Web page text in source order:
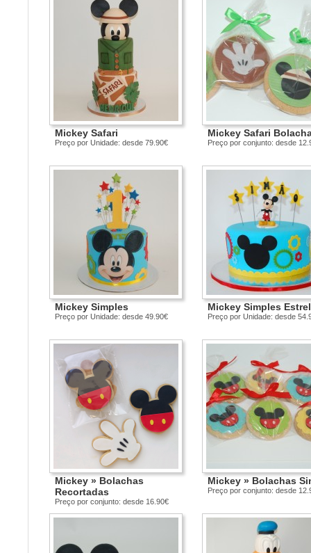
Mickey Safari
Preço por Unidade: desde 79.90€
Mickey Safari
Preço por conjunto: desde
Mickey Simples
Preço por Unidade: desde 49.90€
Mickey Simples
Preço por Unidade: desde
Mickey » Bolachas
Recortadas
Preço por conjunto: desde 16.90€
Mickey » Bolachas
Preço por conjunto: desde